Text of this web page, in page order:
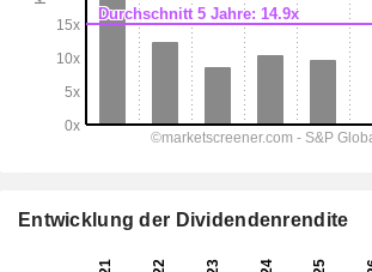
Entwicklung der Dividendenrendite